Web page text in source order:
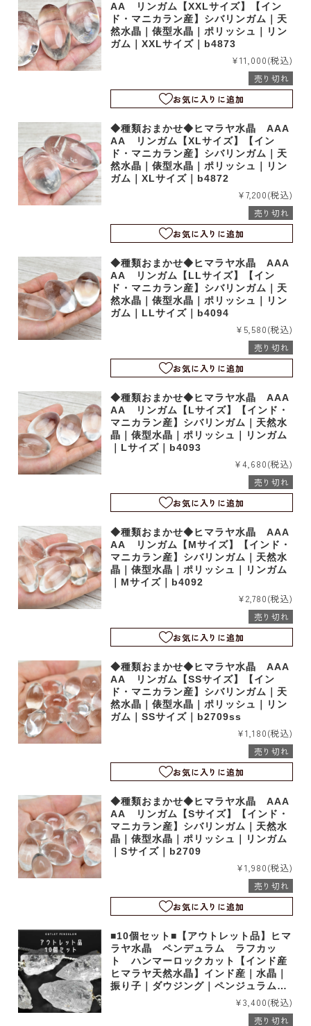
AA リンガム【XXLサイズ】【イン
ド・マニカラン産】シバリンガム｜天
然水晶｜俵型水晶｜ポリッシュ｜リン
ガム｜XXLサイズ｜b4873
¥11,000(税込)
売り切れ
お気に入りに追加
◆種類おまかせ◆ヒマラヤ水晶 AAA
AA リンガム【XLサイズ】【イン
ド・マニカラン産】シバリンガム｜天
然水晶｜俵型水晶｜ポリッシュ｜リン
ガム｜XLサイズ｜b4872
¥7,200(税込)
売り切れ
お気に入りに追加
◆種類おまかせ◆ヒマラヤ水晶 AAA
AA リンガム【LLサイズ】【イン
ド・マニカラン産】シバリンガム｜天
然水晶｜俵型水晶｜ポリッシュ｜リン
ガム｜LLサイズ｜b4094
¥5,580(税込)
売り切れ
お気に入りに追加
◆種類おまかせ◆ヒマラヤ水晶 AAA
AA リンガム【Lサイズ】【インド・
マニカラン産】シバリンガム｜天然水
晶｜俵型水晶｜ポリッシュ｜リンガム
｜Lサイズ｜b4093
¥4,680(税込)
売り切れ
お気に入りに追加
◆種類おまかせ◆ヒマラヤ水晶 AAA
AA リンガム【Mサイズ】【インド・
マニカラン産】シバリンガム｜天然水
晶｜俵型水晶｜ポリッシュ｜リンガム
｜Mサイズ｜b4092
¥2,780(税込)
売り切れ
お気に入りに追加
◆種類おまかせ◆ヒマラヤ水晶 AAA
AA リンガム【SSサイズ】【イン
ド・マニカラン産】シバリンガム｜天
然水晶｜俵型水晶｜ポリッシュ｜リン
ガム｜SSサイズ｜b2709ss
¥1,180(税込)
売り切れ
お気に入りに追加
◆種類おまかせ◆ヒマラヤ水晶 AAA
AA リンガム【Sサイズ】【インド・
マニカラン産】シバリンガム｜天然水
晶｜俵型水晶｜ポリッシュ｜リンガム
｜Sサイズ｜b2709
¥1,980(税込)
売り切れ
お気に入りに追加
■10個セット■【アウトレット品】ヒマ
ラヤ水晶 ペンデュラム ラフカッ
ト ハンマーロックカット【インド産
ヒマラヤ天然水晶】インド産｜水晶｜
振り子｜ダウジング｜ペンジュラム｜
原石｜ヒマラヤ水晶｜訳あり｜10個入
¥3,400(税込)
売り切れ